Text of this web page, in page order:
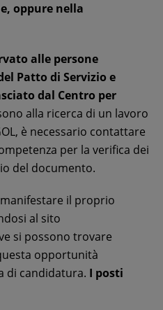
oppure nella
alle persone
Patto di Servizio e
dal Centro per
alla ricerca di un lavoro
è necessario contattare
per la verifica dei
del documento.
il proprio
al sito
si possono trovare
opportunità
di candidatura. I posti